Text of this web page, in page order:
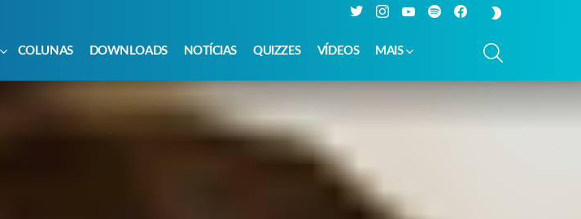
TwitterInstagramYouTubeSpotify Facebook
COLUNAS DOWNLOADS NOTÍCIAS QUIZZES VÍDEOS MAIS